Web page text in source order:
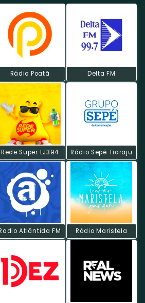
Rádio Poatã Delta FM
Rede Super LJ394 Rádio Sepé Tiaraju
Atlântida FM Rádio Maristela